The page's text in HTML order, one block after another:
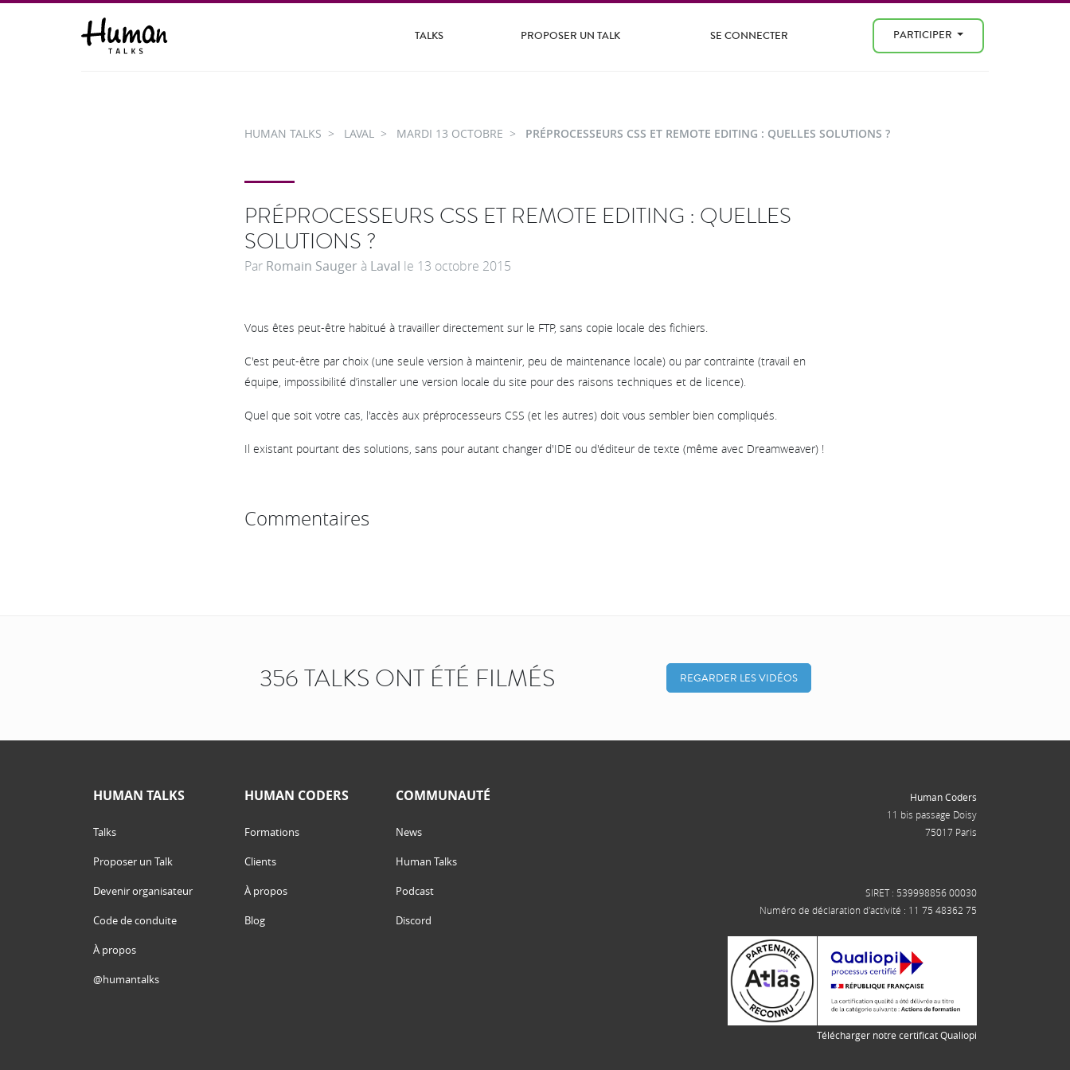
TALKS PROPOSER UN TALK SE CONNECTER PARTICIPER
HUMAN TALKS LAVAL MARDI 13 OCTOBRE PRÉPROCESSEURS CSS ET REMOTE EDITING : QUELLES SOLUTIONS ?
PRÉPROCESSEURS CSS ET REMOTE EDITING : QUELLES
SOLUTIONS ?
Par Romain Sauger à Laval le 13 octobre 2015
Vous êtes peut-être habitué à travailler directement sur le FTP, sans copie locale des fichiers.
C'est peut-être par choix (une seule version à maintenir, peu de maintenance locale) ou par contrainte (travail en
équipe, impossibilité d’installer une version locale du site pour des raisons techniques et de licence).
Quel que soit votre cas, l'accès aux préprocesseurs CSS (et les autres) doit vous sembler bien compliqués.
Il existant pourtant des solutions, sans pour autant changer d'IDE ou d'éditeur de texte (même avec Dreamweaver) !
Commentaires
356 TALKS ONT ÉTÉ FILMÉS REGARDER LES VIDÉOS
HUMAN TALKS
Talks
Proposer un Talk
Devenir organisateur
Code de conduite
À propos
@humantalks
HUMAN CODERS
Formations
Clients
À propos
Blog
COMMUNAUTÉ
News
Human Talks
Podcast
Discord
Human Coders
11 bis passage Doisy
75017 Paris
SIRET : 539998856 00030
Numéro de déclaration d'activité : 11 75 48362 75
Télécharger notre certificat Qualiopi